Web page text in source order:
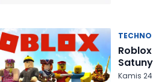
TECHNO
Kamis 24